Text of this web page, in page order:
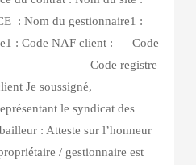
: Nom du gestionnaire1 :
: Code NAF client : Code
: Code registre
Je soussigné,
le syndicat des
: Atteste sur l’honneur
/ gestionnaire est